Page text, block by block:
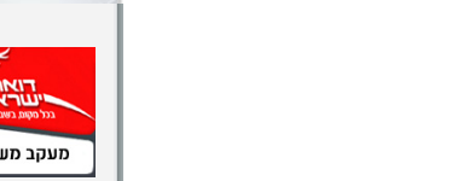
₪250.00
אוזניות+מיקרופון